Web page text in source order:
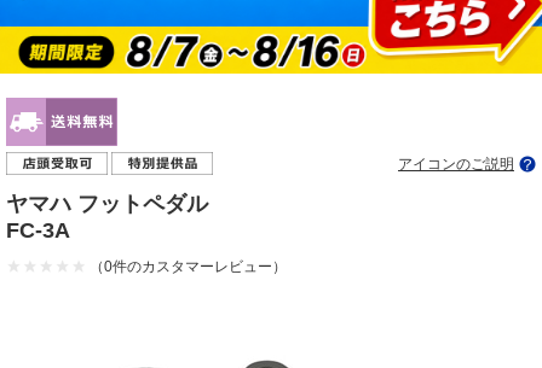
アイコンのご説明
ヤマハ フットペダル
FC-3A
（0件のカスタマーレビュー）